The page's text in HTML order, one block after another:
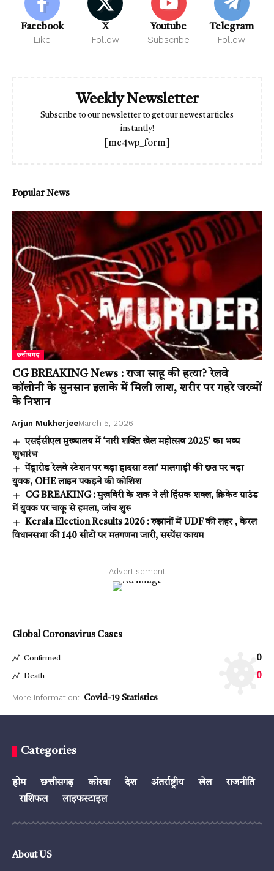
Facebook
Like
X
Follow
Youtube
Subscribe
Telegram
Follow
Weekly Newsletter
Subscribe to our newsletter to get our newest articles
instantly!
[mc4wp_form]
Popular News
छत्तीसगढ़
CG BREAKING News : राजा साहू की हत्या? रेलवे
कॉलोनी के सुनसान इलाके में मिली लाश, शरीर पर गहरे जख्मों
के निशान
Arjun MukherjeeMarch 5, 2026
एसईसीएल मुख्यालय में ‘नारी शक्ति खेल महोत्सव 2025’ का भव्य
शुभारंभ
पेंड्रारोड रेलवे स्टेशन पर बड़ा हादसा टला’ मालगाड़ी की छत पर चढ़ा
युवक, OHE लाइन पकड़ने की कोशिश
CG BREAKING : मुखबिरी के शक ने ली हिंसक शक्ल, क्रिकेट ग्राउंड
में युवक पर चाकू से हमला, जांच शुरू
Kerala Election Results 2026 : रुझानों में UDF की लहर , केरल
विधानसभा की 140 सीटों पर मतगणना जारी, सस्पेंस कायम
- Advertisement -
Global Coronavirus Cases
Confirmed 0
Death 0
More Information: Covid-19 Statistics
Categories
होम छत्तीसगढ़ कोरबा देश अंतर्राष्ट्रीय खेल
राजनीति
राशिफल
लाइफस्टाइल
About US